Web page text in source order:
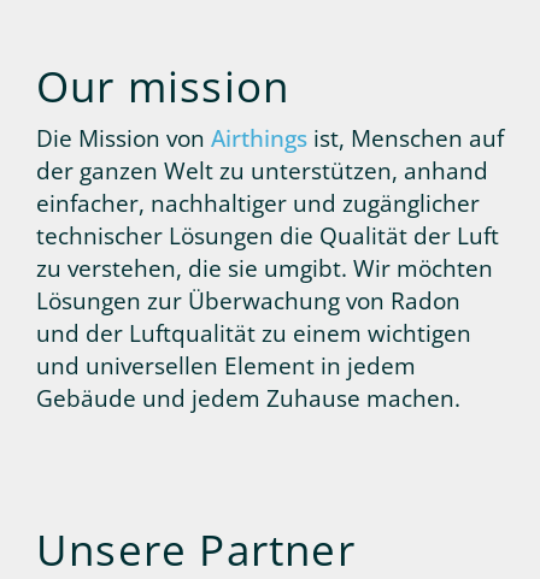
Our mission
Die Mission von Airthings ist, Menschen auf
der ganzen Welt zu unterstützen, anhand
einfacher, nachhaltiger und zugänglicher
technischer Lösungen die Qualität der Luft
zu verstehen, die sie umgibt. Wir möchten
Lösungen zur Überwachung von Radon
und der Luftqualität zu einem wichtigen
und universellen Element in jedem
Gebäude und jedem Zuhause machen.
Unsere Partner